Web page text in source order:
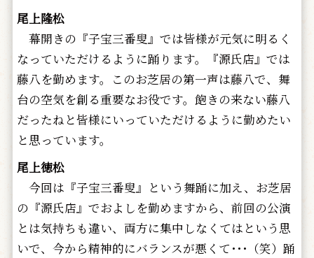
尾上隆松
幕開きの『子宝三番叟』では皆様が元気に明るく
なっていただけるように踊ります。『源氏店』では
藤八を勤めます。このお芝居の第一声は藤八で、舞
台の空気を創る重要なお役です。飽きの来ない藤八
だったねと皆様にいっていただけるように勤めたい
と思っています。
尾上徳松
今回は『子宝三番叟』という舞踊に加え、お芝居
の『源氏店』でおよしを勤めますから、前回の公演
とは気持ちも違い、両方に集中しなくてはという思
いで、今から精神的にバランスが悪くて･･･（笑）踊